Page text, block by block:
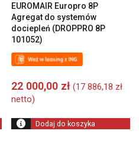
Aktualna
cena
30
000,00 zł.
EUROMAIR Europro 8P
Agregat do systemów
dociepleń (DROPPRO 8P
101052)
22 000,00 zł (17 886,18 zł
netto)
Dodaj do koszyka